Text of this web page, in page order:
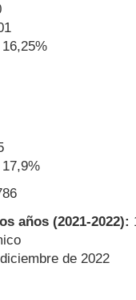
años (2021-2022):
de 2022